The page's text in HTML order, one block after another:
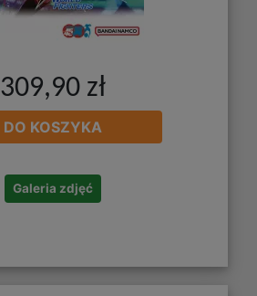
309,90 zł
DO KOSZYKA
Galeria zdjęć